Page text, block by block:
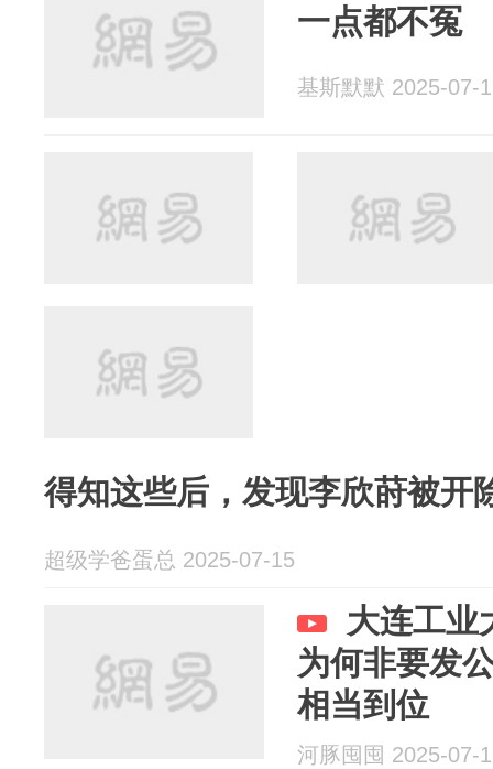
一点都不冤
基斯默默 2025-07-
得知这些后，发现李欣莳被开
超级学爸蛋总 2025-07-15
大连工业
为何非要发
相当到位
河豚囤囤 2025-07-